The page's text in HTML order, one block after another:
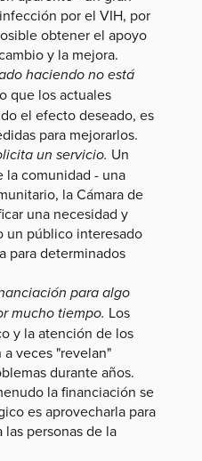
por el VIH, por
obtener el apoyo
y la mejora.
haciendo no está
que los actuales
el efecto deseado, es
para mejorarlos.
un servicio. Un
la comunidad - una
la Cámara de
una necesidad y
un público interesado
para determinados
para algo
mucho tiempo. Los
y la atención de los
veces "revelan"
durante años.
la financiación se
es aprovecharla para
las personas de la